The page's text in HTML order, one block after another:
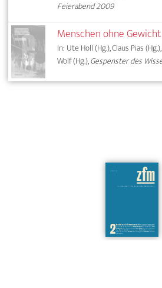
Feierabend 2009
Menschen ohne Gewicht
In: Ute Holl (Hg.), Claus Pias
Wolf (Hg.),Gespenster des